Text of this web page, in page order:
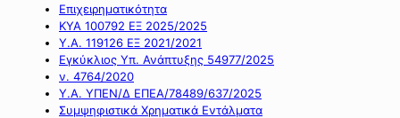
Επιχειρηματικότητα
ΚΥΑ 100792 ΕΞ 2025/2025
Υ.Α. 119126 ΕΞ 2021/2021
Εγκύκλιος Υπ. Ανάπτυξης 54977/2025
ν. 4764/2020
Υ.Α. ΥΠΕΝ/Δ ΕΠΕΑ/78489/637/2025
Συμψηφιστικά Χρηματικά Εντάλματα